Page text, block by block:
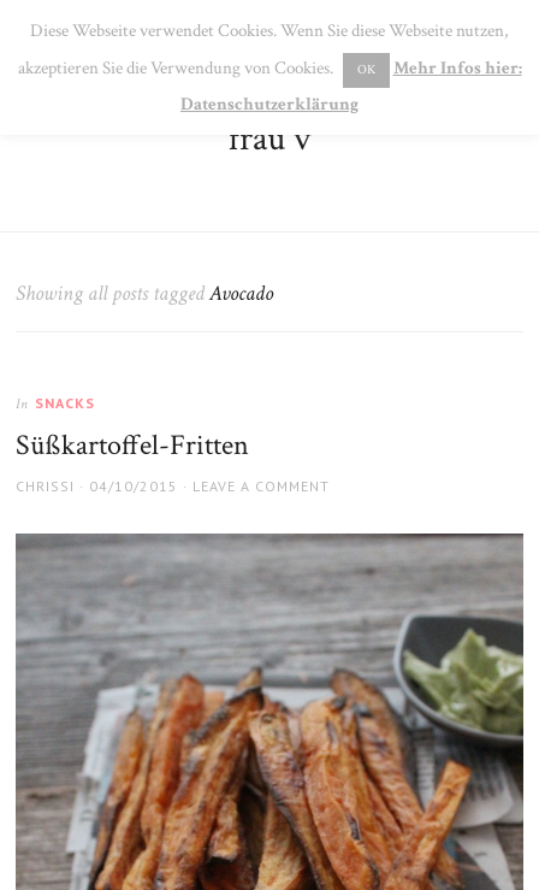
MENU
frau v
Showing all posts taggedAvocado
In SNACKS
Süßkartoffel-Fritten
AUTHOR
CHRISSI
POSTED
04/10/2015 LEAVE A COMMENT
Diese Webseite verwendet Cookies. Wenn Sie diese Webseite nutzen,
akzeptieren Sie die Verwendung von Cookies.
OK
Mehr Infos hier:
Datenschutzerklärung